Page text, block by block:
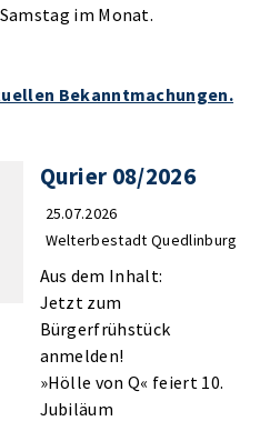
im Monat.
Bekanntmachungen.
Qurier 08/2026
25.07.2026
Welterbestadt Quedlinburg
Aus dem Inhalt:
Jetzt zum
Bürgerfrühstück
anmelden!
»Hölle von Q« feiert 10.
Jubiläum